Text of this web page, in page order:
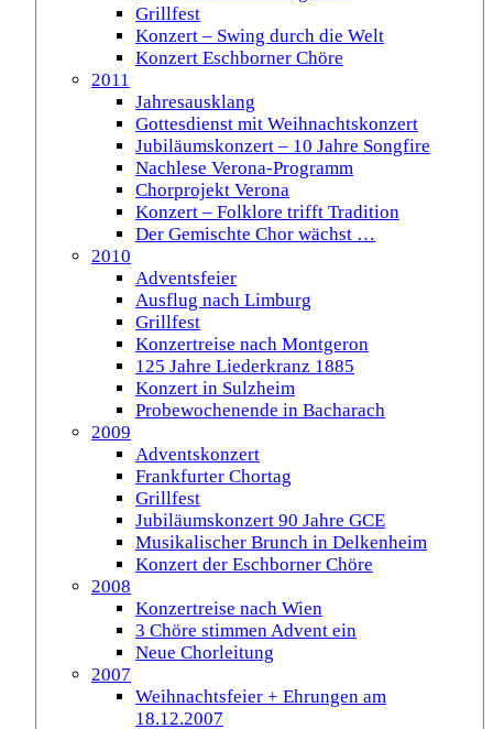
Grillfest
Konzert – Swing durch die Welt
Konzert Eschborner Chöre
2011
Jahresausklang
Gottesdienst mit Weihnachtskonzert
Jubiläumskonzert – 10 Jahre Songfire
Nachlese Verona-Programm
Chorprojekt Verona
Konzert – Folklore trifft Tradition
Der Gemischte Chor wächst …
2010
Adventsfeier
Ausflug nach Limburg
Grillfest
Konzertreise nach Montgeron
125 Jahre Liederkranz 1885
Konzert in Sulzheim
Probewochenende in Bacharach
2009
Adventskonzert
Frankfurter Chortag
Grillfest
Jubiläumskonzert 90 Jahre GCE
Musikalischer Brunch in Delkenheim
Konzert der Eschborner Chöre
2008
Konzertreise nach Wien
3 Chöre stimmen Advent ein
Neue Chorleitung
2007
Weihnachtsfeier + Ehrungen am
18.12.2007